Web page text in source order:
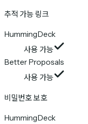
추적 가능 링크
HummingDeck
사용 가능
Better Proposals
사용 가능
비밀번호 보호
HummingDeck